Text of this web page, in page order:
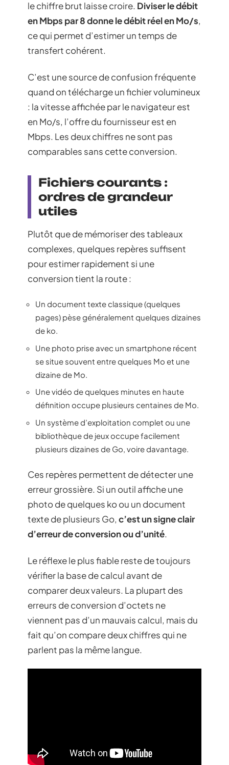
le chiffre brut laisse croire. Diviser le débit
en Mbps par 8 donne le débit réel en Mo/s,
ce qui permet d’estimer un temps de
transfert cohérent.
C’est une source de confusion fréquente
quand on télécharge un fichier volumineux
: la vitesse affichée par le navigateur est
en Mo/s, l’offre du fournisseur est en
Mbps. Les deux chiffres ne sont pas
comparables sans cette conversion.
Fichiers courants :
ordres de grandeur
utiles
Plutôt que de mémoriser des tableaux
complexes, quelques repères suffisent
pour estimer rapidement si une
conversion tient la route :
Un document texte classique (quelques
pages) pèse généralement quelques dizaines
de ko.
Une photo prise avec un smartphone récent
se situe souvent entre quelques Mo et une
dizaine de Mo.
Une vidéo de quelques minutes en haute
définition occupe plusieurs centaines de Mo.
Un système d’exploitation complet ou une
bibliothèque de jeux occupe facilement
plusieurs dizaines de Go, voire davantage.
Ces repères permettent de détecter une
erreur grossière. Si un outil affiche une
photo de quelques ko ou un document
texte de plusieurs Go, c’est un signe clair
d’erreur de conversion ou d’unité.
Le réflexe le plus fiable reste de toujours
vérifier la base de calcul avant de
comparer deux valeurs. La plupart des
erreurs de conversion d’octets ne
viennent pas d’un mauvais calcul, mais du
fait qu’on compare deux chiffres qui ne
parlent pas la même langue.